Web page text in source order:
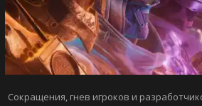
Сокращения, гнев игроков и